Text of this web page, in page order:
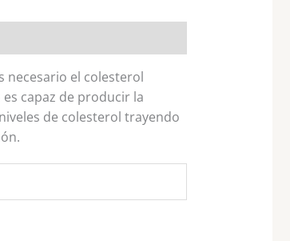
necesario el colesterol
capaz de producir la
de colesterol trayendo